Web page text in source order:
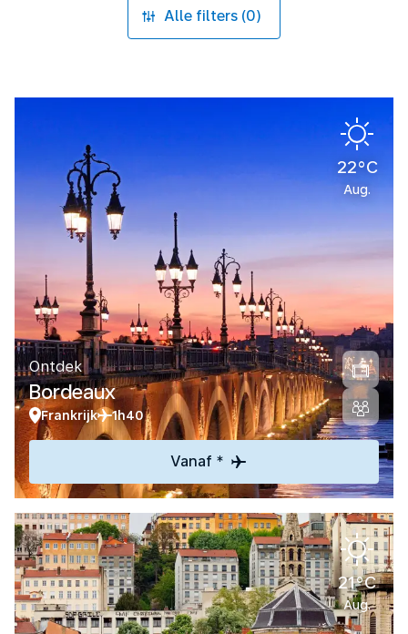
Alle filters (0)
22°C
Aug.
Ontdek
Bordeaux
Frankrijk 1h40
Vanaf *
21°C
Aug.